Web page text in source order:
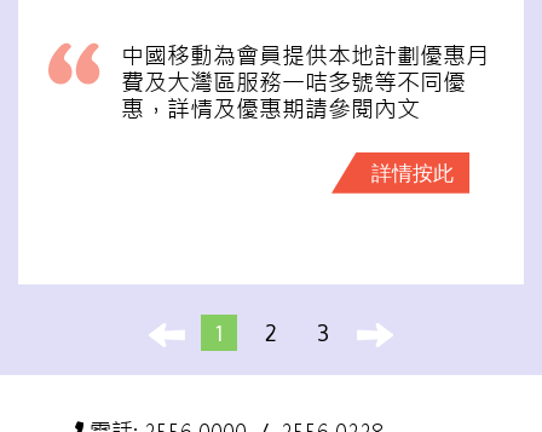
中國移動為會員提供本地計劃優惠月
費及大灣區服務一咭多號等不同優
惠，詳情及優惠期請參閱內文
詳情按此
1 2 3